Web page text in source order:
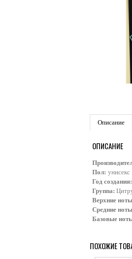
Описание
ОПИСАНИЕ
Пол: унисекс
Год создания:
Группа:
Верхние
Средние
Базовые
ПОХОЖИЕ